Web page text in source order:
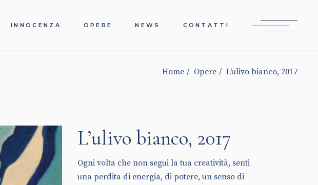
INNOCENZA OPERE NEWS CONTATTI
Home Opere L’ulivo bianco, 2017
L’ulivo bianco, 2017
Ogni volta che non segui la tua creatività, senti
una perdita di energia, di potere, un senso di